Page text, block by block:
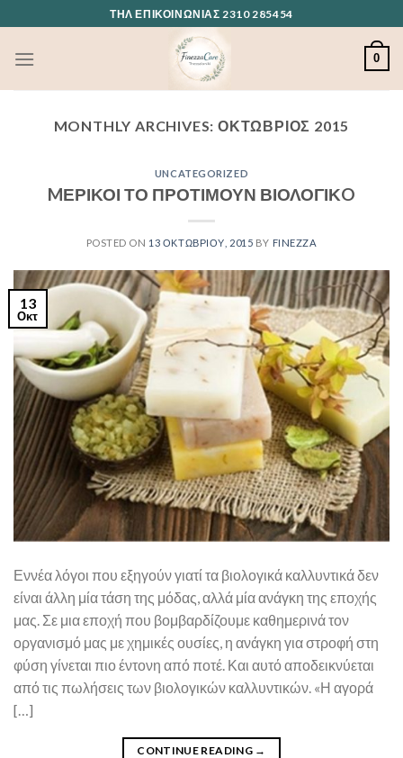
to
content
ΤΗΛ ΕΠΙΚΟΙΝΩΝΊΑΣ 2310 285454
0
MONTHLY ARCHIVES:ΟΚΤΏΒΡΙΟΣ 2015
UNCATEGORIZED
MΕΡΙΚΟΙ ΤΟ ΠΡΟΤΙΜΟΥΝ ΒΙΟΛΟΓΙΚO
POSTED ON 13 ΟΚΤΩΒΡΊΟΥ, 2015 BY FINEZZA
13
Οκτ
Εννέα λόγοι που εξηγούν γιατί τα βιολογικά καλλυντικά δεν
είναι άλλη μία τάση της μόδας, αλλά μία ανάγκη της εποχής
μας. Σε μια εποχή που βομβαρδίζουμε καθημερινά τον
οργανισμό μας με χημικές ουσίες, η ανάγκη για στροφή στη
φύση γίνεται πιο έντονη από ποτέ. Και αυτό αποδεικνύεται
από τις πωλήσεις των βιολογικών καλλυντικών. «Η αγορά
[…]
CONTINUE READING →